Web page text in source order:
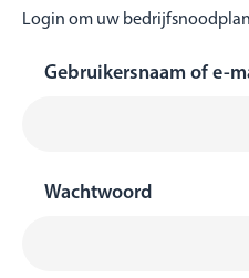
Login om uw
Gebruikersnaam of e-
Wachtwoord